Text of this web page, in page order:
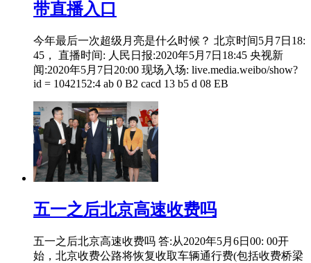
带直播入口
今年最后一次超级月亮是什么时候？ 北京时间5月7日18:
45， 直播时间: 人民日报:2020年5月7日18:45 央视新
闻:2020年5月7日20:00 现场入场: live.media.weibo/show?
id = 1042152:4 ab 0 B2 cacd 13 b5 d 08 EB
五一之后北京高速收费吗
五一之后北京高速收费吗 答:从2020年5月6日00: 00开
始，北京收费公路将恢复收取车辆通行费(包括收费桥梁